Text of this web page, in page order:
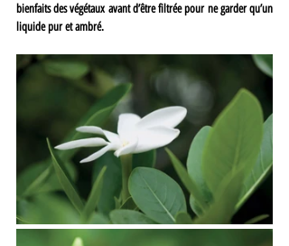
bienfaits des végétaux avant d’être filtrée pour ne garder qu’un
liquide pur et ambré.